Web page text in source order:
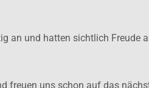
an und hatten sichtlich Freude
freuen uns schon auf das